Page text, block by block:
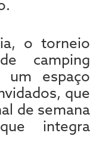
o torneio
camping
um espaço
que
de semana
integra